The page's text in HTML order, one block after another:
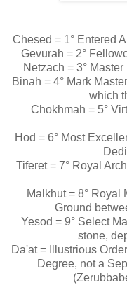
Chesed = 1° Entered
Gevurah = 2°
Netzach = 3°
Binah = 4° Mark
which
Chokhmah = 5°
Hod = 6° Most
Tiferet = 7° Royal
Malkhut = 8° Royal
Ground
Yesod = 9° Select
stone,
Da'at = Illustrious
Degree, not a